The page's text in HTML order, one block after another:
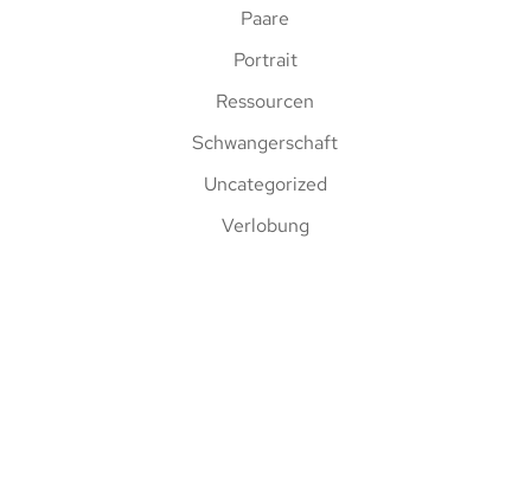
Paare
Portrait
Ressourcen
Schwangerschaft
Uncategorized
Verlobung